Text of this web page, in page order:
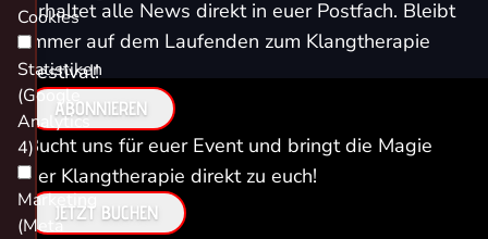
Erhaltet alle News direkt in euer Postfach. Bleibt
immer auf dem Laufenden zum Klangtherapie
Festival!
ABONNIEREN
Bucht uns für euer Event und bringt die Magie
der Klangtherapie direkt zu euch!
JETZT BUCHEN
Cookies
Statistiken
(Google
Analytics
4)
Marketing
(Meta